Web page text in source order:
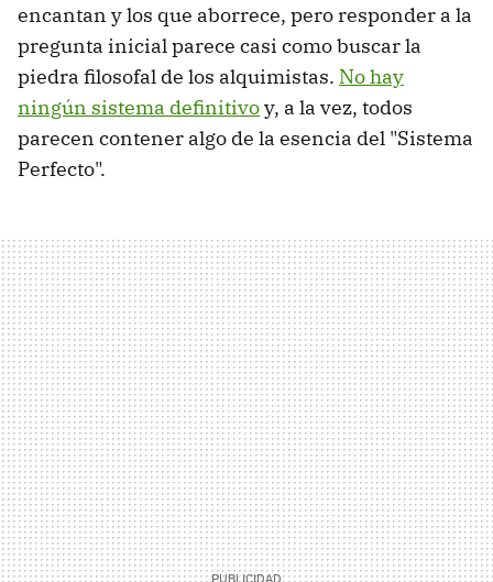
encantan y los que aborrece, pero responder a la
pregunta inicial parece casi como buscar la
piedra filosofal de los alquimistas. No hay
ningún sistema definitivoy, a la vez, todos
parecen contener algo de la esencia del "Sistema
Perfecto".